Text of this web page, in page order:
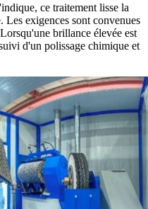
ce traitement lisse la
Les exigences sont convenues
brillance élevée est
d'un polissage chimique et